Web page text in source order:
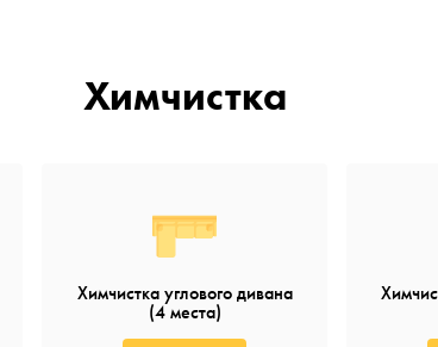
Химчистка
Химчистка углового дивана
(4 места)